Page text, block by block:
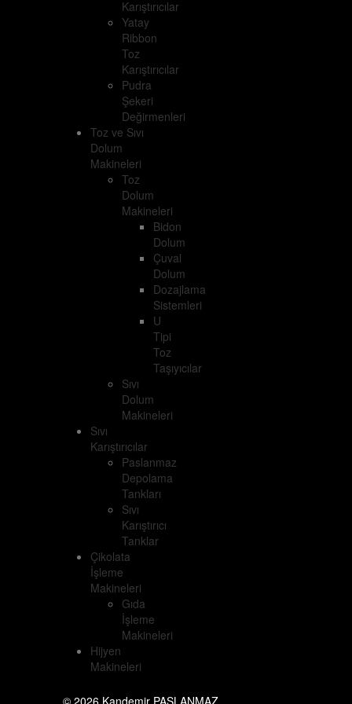
Karıştırıcılar
Yatay
Ribbon
Toz
Karıştırıcılar
Pudra
Şekeri
Değirmenleri
Toz ve Sıvı
Dolum
Makineleri
Toz
Dolum
Makineleri
Bidon
Dolum
Çuval
Dolum
Dozajlama
Sistemleri
U
Tipi
Toz
Taşıyıcılar
Sıvı
Dolum
Makineleri
Sıvı
Karıştırıcılar
Paslanmaz
Depolama
Tankları
Sıvı
Karıştırıcı
Tanklar
Çikolata
İşleme
Makineleri
Gıda
İşleme
Makineleri
Hijyen
Makineleri
© 2026 Kandemir PASLANMAZ